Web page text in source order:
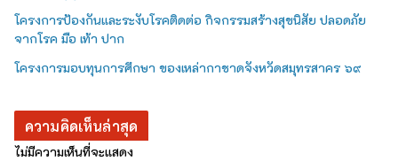
โครงการป้องกันและระงับโรคติดต่อ กิจกรรมสร้างสุขนิสัย ปลอดภัย
จากโรค มือ เท้า ปาก
โครงการมอบทุนการศึกษา ของเหล่ากาชาดจังหวัดสมุทรสาคร ๖๙
ความคิดเห็นล่าสุด
ไม่มีความเห็นที่จะแสดง